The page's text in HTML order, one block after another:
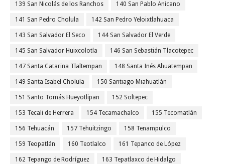
139 San Nicolás de los Ranchos 140 San Pablo Anicano
141 San Pedro Cholula 142 San Pedro Yeloixtlahuaca
143 San Salvador El Seco 144 San Salvador El Verde
145 San Salvador Huixcolotla 146 San Sebastián Tlacotepec
147 Santa Catarina Tlaltempan 148 Santa Inés Ahuatempan
149 Santa Isabel Cholula 150 Santiago Miahuatlán
151 Santo Tomás Hueyotlipan 152 Soltepec
153 Tecali de Herrera 154 Tecamachalco 155 Tecomatlán
156 Tehuacán 157 Tehuitzingo 158 Tenampulco
159 Teopatlán 160 Teotlalco 161 Tepanco de López
162 Tepango de Rodríguez 163 Tepatlaxco de Hidalgo